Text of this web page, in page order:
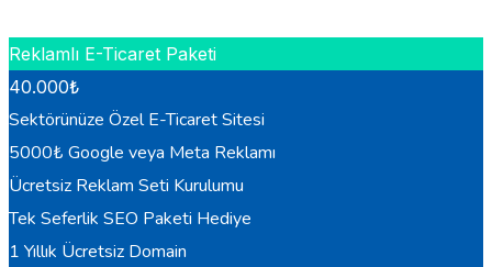
Reklamlı E-Ticaret Paketi
40.000₺
Sektörünüze Özel E-Ticaret Sitesi
5000₺ Google veya Meta Reklamı
Ücretsiz Reklam Seti Kurulumu
Tek Seferlik SEO Paketi Hediye
1 Yıllık Ücretsiz Domain